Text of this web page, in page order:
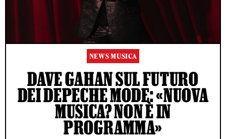
NEWS MUSICA
DAVE GAHAN SUL FUTURO
DEI DEPECHE MODE: «NUOVA
MUSICA? NON È IN
PROGRAMMA»